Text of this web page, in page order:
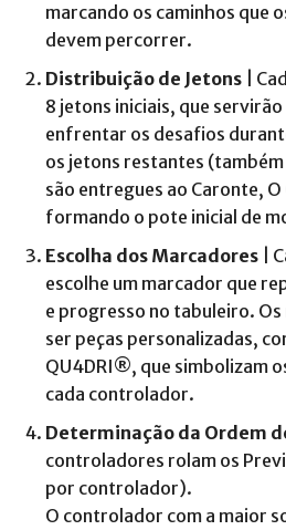
marcando os caminhos que
devem percorrer.
Distribuição de Jetons |
8 jetons iniciais, que
enfrentar os desafios
os jetons restantes
são entregues ao Caronte,
formando o pote inicial de
Escolha dos Marcadores |
escolhe um marcador que
e progresso no tabuleiro.
ser peças personalizadas,
QU4DRI®, que simbolizam
cada controlador.
Determinação da Ordem
controladores rolam os
por controlador).
O controlador com a maior